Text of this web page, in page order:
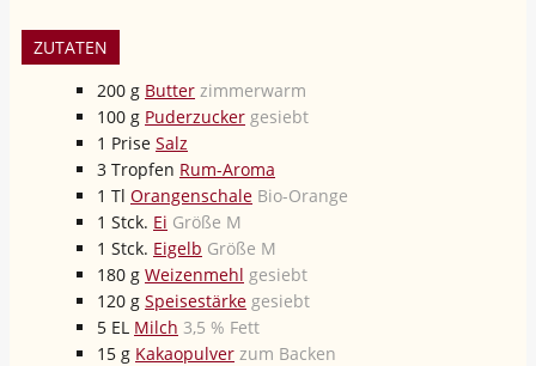
ZUTATEN
200 g Butter zimmerwarm
100 g Puderzucker gesiebt
1 Prise Salz
3 Tropfen Rum-Aroma
1 Tl Orangenschale Bio-Orange
1 Stck. Ei Größe M
1 Stck. Eigelb Größe M
180 g Weizenmehl gesiebt
120 g Speisestärke gesiebt
5 EL Milch 3,5 % Fett
15 g Kakaopulver zum Backen